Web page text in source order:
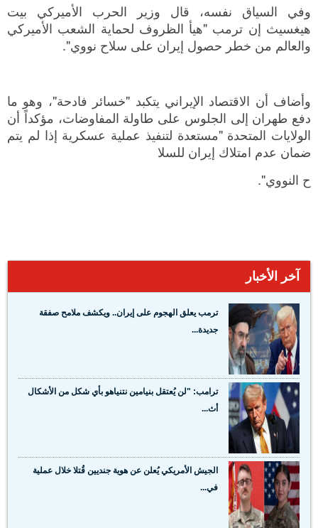
وفي السياق نفسه، قال وزير الحرب الأميركي بيت
هيغسيث إن ترمب "هيأ الظروف لحماية الشعب الأميركي
والعالم من خطر حصول إيران على سلاح نووي".
وأضاف أن الاقتصاد الإيراني يتكبد "خسائر فادحة"، وهو ما
دفع طهران إلى الجلوس على طاولة المفاوضات، مؤكداً أن
الولايات المتحدة "مستعدة لتنفيذ عملية عسكرية إذا لم يتم
ضمان عدم امتلاك إيران للسلا
ح النووي".
آخر الأخبار
ترمب يعلق الهجوم على إيران.. ويكشف ملامح صفقة
جديدة...
ترامب: "لن يُعتقل بنيامين نتنياهو بأي شكل من الأشكال
أث...
الجيش الأمريكي يُعلن عن هوية جنديين قُتلا خلال عملية
في...